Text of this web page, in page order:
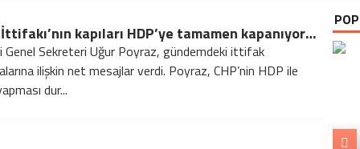
Gözdesi Antik Manastır İDA Butik Hotel Misafirlerinden
İran açıklaması: “Uygun davranmazlarsa gereğini yaparım”
Millet İttifakı’nın kapıları HDP’ye tamamen kapanıyor mu?
Genel Sekreteri Uğur Poyraz, gündemdeki ittifak
ilişkin net mesajlar verdi. Poyraz, CHP’nin HDP ile
dur...